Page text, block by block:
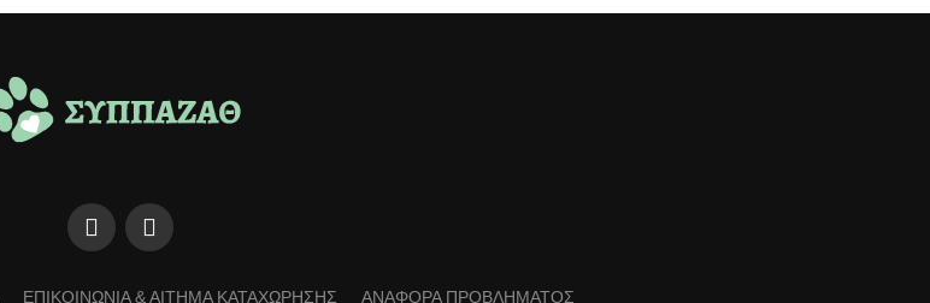
ΕΠΙΚΟΙΝΩΝΙΑ & ΑΙΤΗΜΑ ΚΑΤΑΧΩΡΗΣΗΣ ΑΝΑΦΟΡΑ ΠΡΟΒΛΗΜΑΤΟΣ